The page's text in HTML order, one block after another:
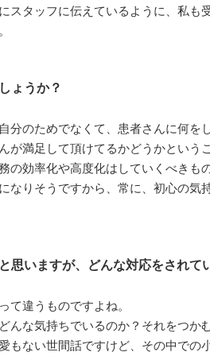
スタッフに伝えているように、私も
ょうか？
分のためでなくて、患者さんに何を
が満足して頂けてるかどうかという
の効率化や高度化はしていくべき
なりそうですから、常に、初心の
思いますが、どんな対応をされて
て違うものですよね。
んな気持ちでいるのか？それをつか
もない世間話ですけど、その中で